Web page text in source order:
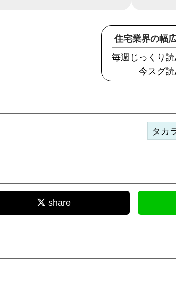
住宅業界の幅
毎週じっくり
今スグ
タカ
share